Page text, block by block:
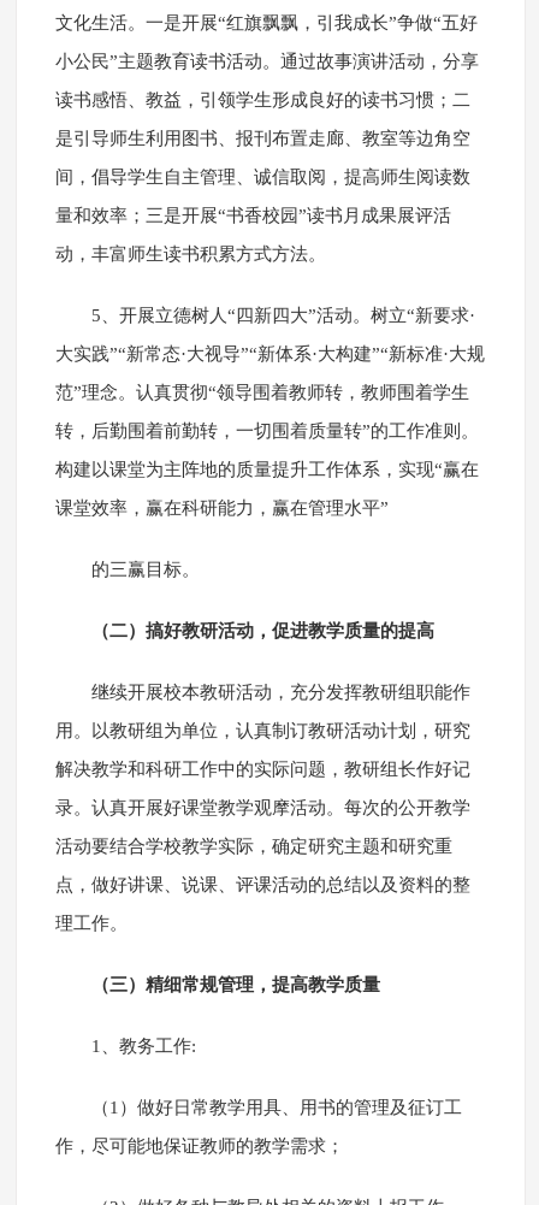
文化生活。一是开展“红旗飘飘，引我成长”争做“五好
小公民”主题教育读书活动。通过故事演讲活动，分享
读书感悟、教益，引领学生形成良好的读书习惯；二
是引导师生利用图书、报刊布置走廊、教室等边角空
间，倡导学生自主管理、诚信取阅，提高师生阅读数
量和效率；三是开展“书香校园”读书月成果展评活
动，丰富师生读书积累方式方法。
5、开展立德树人“四新四大”活动。树立“新要求·
大实践”“新常态·大视导”“新体系·大构建”“新标准·大规
范”理念。认真贯彻“领导围着教师转，教师围着学生
转，后勤围着前勤转，一切围着质量转”的工作准则。
构建以课堂为主阵地的质量提升工作体系，实现“赢在
课堂效率，赢在科研能力，赢在管理水平”
的三赢目标。
（二）搞好教研活动，促进教学质量的提高
继续开展校本教研活动，充分发挥教研组职能作
用。以教研组为单位，认真制订教研活动计划，研究
解决教学和科研工作中的实际问题，教研组长作好记
录。认真开展好课堂教学观摩活动。每次的公开教学
活动要结合学校教学实际，确定研究主题和研究重
点，做好讲课、说课、评课活动的总结以及资料的整
理工作。
（三）精细常规管理，提高教学质量
1、教务工作:
（1）做好日常教学用具、用书的管理及征订工
作，尽可能地保证教师的教学需求；